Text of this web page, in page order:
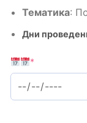
Тематика:
Дни
*